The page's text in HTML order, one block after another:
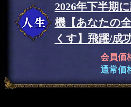
2026年下半期
機【あなたの
くす】飛躍/成
会員価
通常価